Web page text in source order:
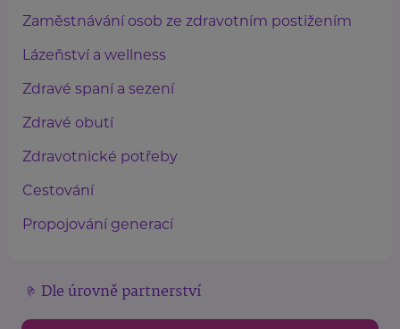
Zaměstnávání osob ze zdravotním postižením
Lázeňství a wellness
Zdravé spaní a sezení
Zdravé obutí
Zdravotnické potřeby
Cestování
Propojování generací
Dle úrovně partnerství